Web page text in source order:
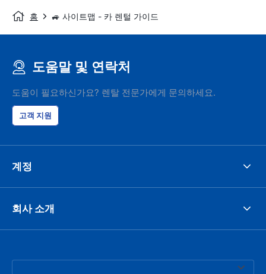
홈 🚙 사이트맵 - 카 렌털 가이드
도움말 및 연락처
도움이 필요하신가요? 렌탈 전문가에게 문의하세요.
고객 지원
계정
회사 소개